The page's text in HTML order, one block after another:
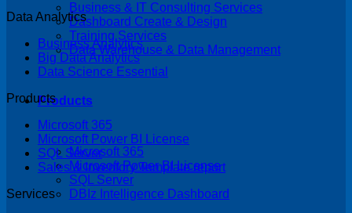
Business & IT Consulting Services
Dashboard Create & Design
Training Services
Data Warehouse & Data Management
Products
Microsoft 365
Microsoft Power BI License
SQL Server
DBIz Intelligence Dashboard
Data Analytics
Business Analytics
Big Data Analytics
Data Science Essential
Products
Microsoft 365
Microsoft Power BI License
SQL Server
Sales & Inventory Template report
Services